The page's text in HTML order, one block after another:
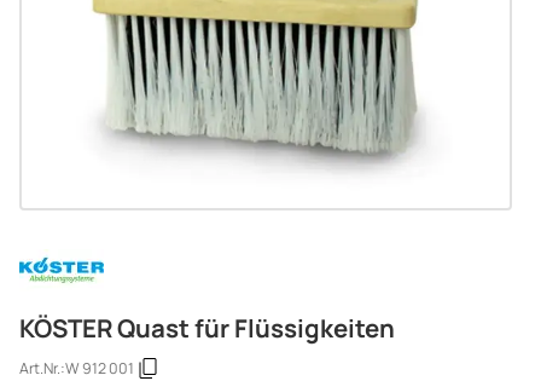
KÖSTER Quast für Flüssigkeiten
Art.Nr.:W 912 001